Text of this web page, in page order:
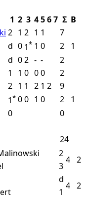
1 2 3 4567 Σ B
2 1 2 1 1
7
d 0 1* 1 0 2
1
d 02 - -
2
1 1 0 00
2
2 1 1 2 1 2
9
1* 00 1 0 2
1
0
0
24
2
4 2
3
d
4 2
1